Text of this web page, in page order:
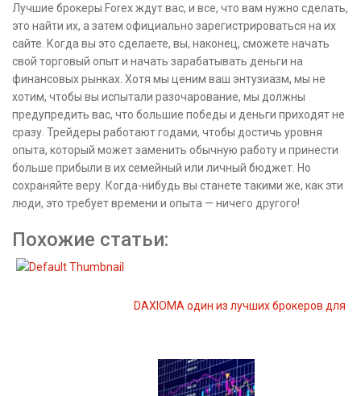
Лучшие брокеры Forex ждут вас, и все, что вам нужно сделать,
это найти их, а затем официально зарегистрироваться на их
сайте. Когда вы это сделаете, вы, наконец, сможете начать
свой торговый опыт и начать зарабатывать деньги на
финансовых рынках. Хотя мы ценим ваш энтузиазм, мы не
хотим, чтобы вы испытали разочарование, мы должны
предупредить вас, что большие победы и деньги приходят не
сразу. Трейдеры работают годами, чтобы достичь уровня
опыта, который может заменить обычную работу и принести
больше прибыли в их семейный или личный бюджет. Но
сохраняйте веру. Когда-нибудь вы станете такими же, как эти
люди, это требует времени и опыта — ничего другого!
Похожие статьи:
DAXIOMA один из лучших брокеров для